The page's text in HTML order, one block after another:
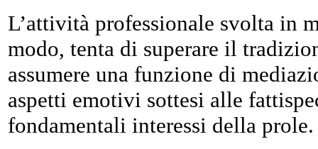
L’attività professionale svolta in
modo, tenta di superare il
assumere una funzione di
aspetti emotivi sottesi alle
fondamentali interessi della prole.